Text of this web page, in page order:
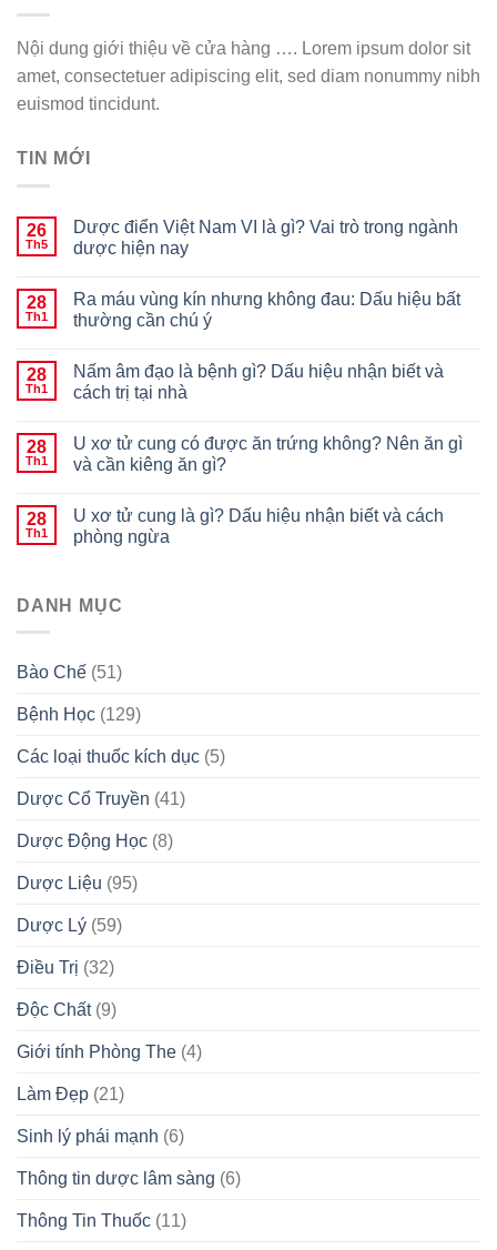
Nội dung giới thiệu về cửa hàng …. Lorem ipsum dolor sit
amet, consectetuer adipiscing elit, sed diam nonummy nibh
euismod tincidunt.
TIN MỚI
26
Th5
Dược điển Việt Nam VI là gì? Vai trò trong ngành
dược hiện nay
28
Th1
Ra máu vùng kín nhưng không đau: Dấu hiệu bất
thường cần chú ý
28
Th1
Nấm âm đạo là bệnh gì? Dấu hiệu nhận biết và
cách trị tại nhà
28
Th1
U xơ tử cung có được ăn trứng không? Nên ăn gì
và cần kiêng ăn gì?
28
Th1
U xơ tử cung là gì? Dấu hiệu nhận biết và cách
phòng ngừa
DANH MỤC
Bào Chế (51)
Bệnh Học (129)
Các loại thuốc kích dục (5)
Dược Cổ Truyền (41)
Dược Động Học (8)
Dược Liệu (95)
Dược Lý (59)
Điều Trị (32)
Độc Chất(9)
Giới tính Phòng The (4)
Làm Đẹp (21)
Sinh lý phái mạnh (6)
Thông tin dược lâm sàng (6)
Thông Tin Thuốc (11)